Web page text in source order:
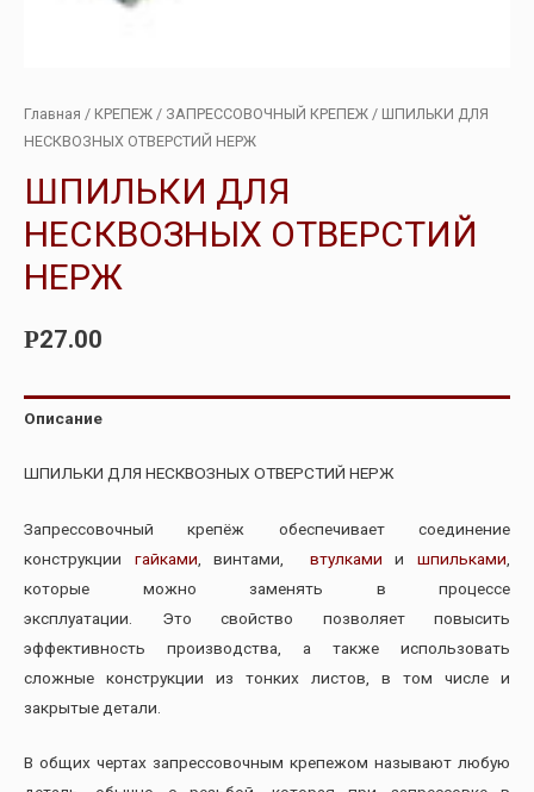
Главная / КРЕПЕЖ / ЗАПРЕССОВОЧНЫЙ КРЕПЕЖ / ШПИЛЬКИ ДЛЯ
НЕСКВОЗНЫХ ОТВЕРСТИЙ НЕРЖ
ШПИЛЬКИ ДЛЯ
НЕСКВОЗНЫХ ОТВЕРСТИЙ
НЕРЖ
Р27.00
Описание
ШПИЛЬКИ ДЛЯ НЕСКВОЗНЫХ ОТВЕРСТИЙ НЕРЖ
Запрессовочный крепёж обеспечивает соединение
конструкции гайками , винтами, втулками ишпильками
которые можно заменять в процессе
эксплуатации. Это свойство позволяет повысить
эффективность производства, а также использовать
сложные конструкции из тонких листов, в том числе и
закрытые детали.
В общих чертах запрессовочным крепежом называют любую